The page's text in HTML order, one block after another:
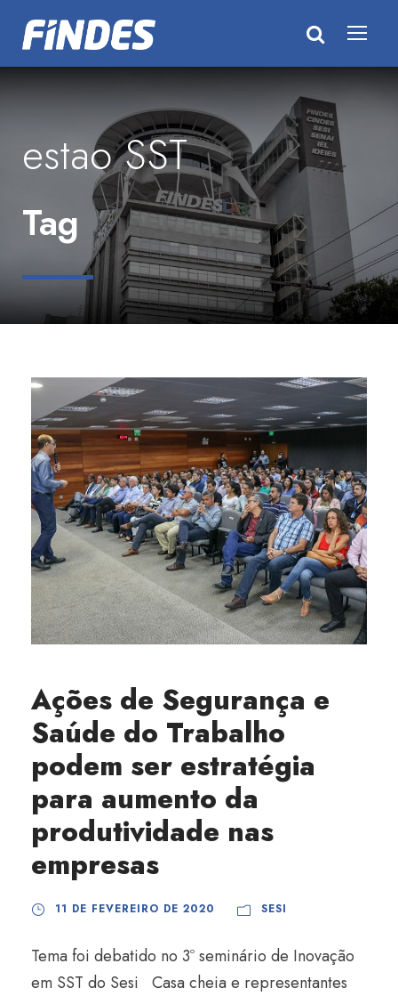
estao SST
Tag
Ações de Segurança e
Saúde do Trabalho
podem ser estratégia
para aumento da
produtividade nas
empresas
11 DE FEVEREIRO DE 2020 SESI
Tema foi debatido no 3º seminário de Inovação
em SST do Sesi Casa cheia e representantes